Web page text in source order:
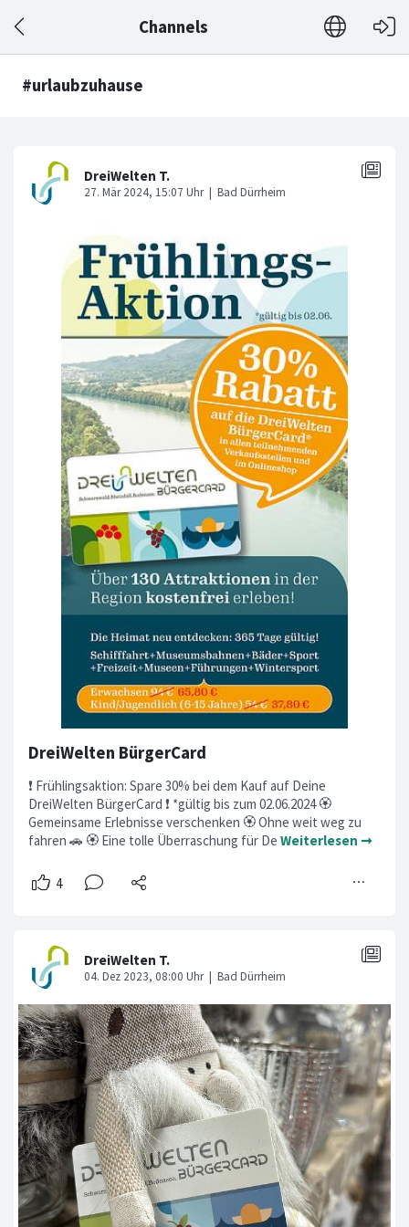
Channels
#urlaubzuhause
DreiWelten BürgerCard
❗ Frühlingsaktion: Spare 30% bei dem Kauf auf Deine
DreiWelten BürgerCard ❗ *gültig bis zum 02.06.2024 🏵
Gemeinsame Erlebnisse verschenken 🏵 Ohne weit weg zu
fahren 🚗 🏵 Eine tolle Überraschung für De Weiterlesen ➞